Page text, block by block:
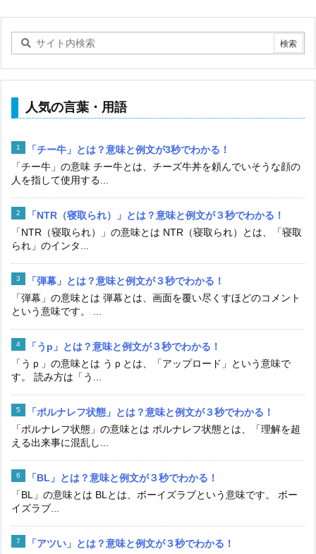
人気の言葉・用語
「チー牛」とは？意味と例文が3秒でわかる！
「チー牛」の意味 チー牛とは、チーズ牛丼を頼んでいそうな顔の
人を指して使用する...
「NTR（寝取られ）」とは？意味と例文が３秒でわかる！
「NTR（寝取られ）」の意味とは NTR（寝取られ）とは、「寝取
られ」のインタ...
「弾幕」とは？意味と例文が３秒でわかる！
「弾幕」の意味とは 弾幕とは、画面を覆い尽くすほどのコメント
という意味です。 ...
「うp」とは？意味と例文が３秒でわかる！
「うｐ」の意味とは うｐとは、「アップロード」という意味で
す。 読み方は「う...
「ポルナレフ状態」とは？意味と例文が３秒でわかる！
「ポルナレフ状態」の意味とは ポルナレフ状態とは、「理解を超
える出来事に混乱し...
「BL」とは？意味と例文が３秒でわかる！
「BL」の意味とは BLとは、ボーイズラブという意味です。 ボー
イズラブ...
「アツい」とは？意味と例文が３秒でわかる！